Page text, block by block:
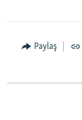
Paylaş